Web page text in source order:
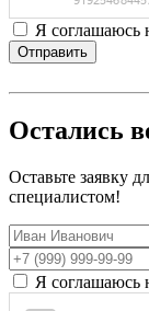
Я соглашаюсь
Отправить
Остались
Оставьте заявку
специалистом!
Я соглашаюсь